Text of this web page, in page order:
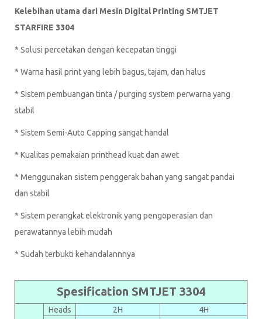
Kelebihan utama dari Mesin Digital Printing SMTJET
STARFIRE 3304
* Solusi percetakan dengan kecepatan tinggi
* Warna hasil print yang lebih bagus, tajam, dan halus
* Sistem pembuangan tinta / purging system perwarna yang
stabil
* Sistem Semi-Auto Capping sangat handal
* Kualitas pemakaian printhead kuat dan awet
* Menggunakan sistem penggerak bahan yang sangat pandai
dan stabil
* Sistem perangkat elektronik yang pengoperasian dan
perawatannya lebih mudah
* Sudah terbukti kehandalannnya
Spesification SMTJET 3304
Heads 2H
4H